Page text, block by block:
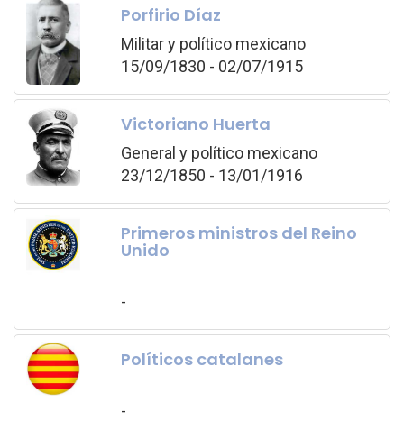
Porfirio Díaz
Militar y político mexicano
15/09/1830 - 02/07/1915
Victoriano Huerta
General y político mexicano
23/12/1850 - 13/01/1916
Primeros ministros del Reino
Unido
-
Políticos catalanes
-